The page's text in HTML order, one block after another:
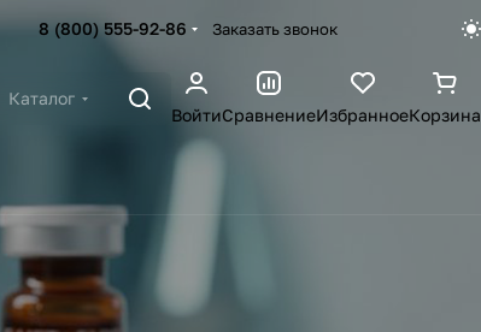
8 (800) 555-92-86 Заказать звонок
Каталог
ВойтиСравнениеИзбранноеКорзина